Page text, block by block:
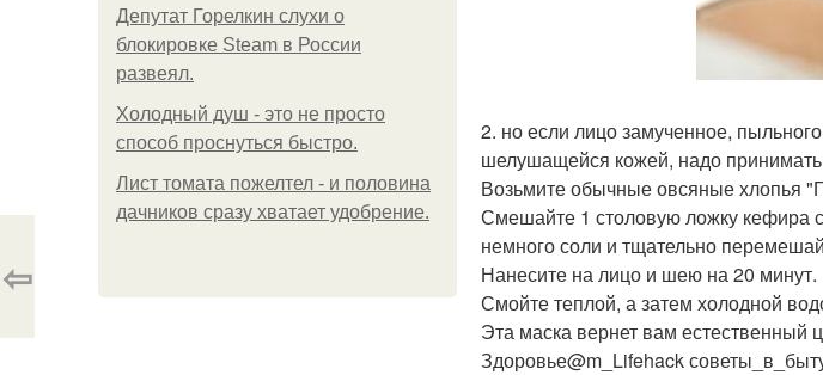
Депутат Горелкин слухи о
блокировке Steam в России
развеял.
Холодный душ - это не просто
способ проснуться быстро.
Лист томата пожелтел - и половина
дачников сразу хватает удобрение.
2. но если лицо замученное,
шелушащейся кожей, надо
Возьмите обычные овсяные хлопья
Смешайте 1 столовую ложку кефира
немного соли и тщательно
Нанесите на лицо и шею на 20 минут.
Смойте теплой, а затем холодной
Эта маска вернет вам
Здоровье@m_Lifehack
⇦